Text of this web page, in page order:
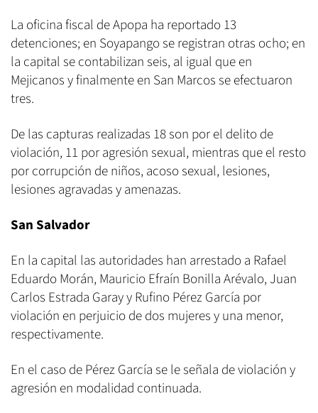
La oficina fiscal de Apopa ha reportado 13
detenciones; en Soyapango se registran otras ocho; en
la capital se contabilizan seis, al igual que en
Mejicanos y finalmente en San Marcos se efectuaron
tres.
De las capturas realizadas 18 son por el delito de
violación, 11 por agresión sexual, mientras que el resto
por corrupción de niños, acoso sexual, lesiones,
lesiones agravadas y amenazas.
San Salvador
En la capital las autoridades han arrestado a Rafael
Eduardo Morán, Mauricio Efraín Bonilla Arévalo, Juan
Carlos Estrada Garay y Rufino Pérez García por
violación en perjuicio de dos mujeres y una menor,
respectivamente.
En el caso de Pérez García se le señala de violación y
agresión en modalidad continuada.